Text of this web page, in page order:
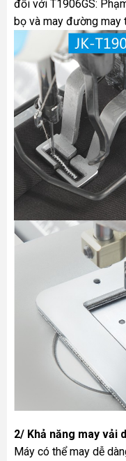
đổi với T1906GS:
bọ và may đường may
2/ Khả năng may vải
Máy có thể may dễ